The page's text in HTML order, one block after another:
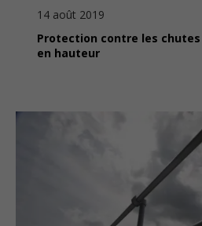
14 août 2019
Protection contre les
en hauteur